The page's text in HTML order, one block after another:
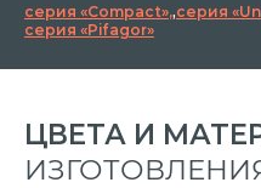
серия «Compact» ,серия
серия «Pifagor»
ЦВЕТА И